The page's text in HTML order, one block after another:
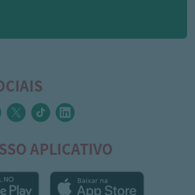
APLICATIVO